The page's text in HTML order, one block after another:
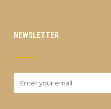
NEWSLETTER